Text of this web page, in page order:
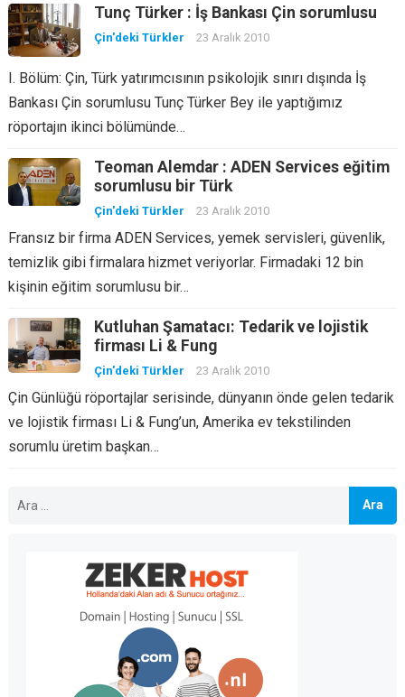
Tunç Türker : İş Bankası Çin sorumlusu
Çin'deki Türkler 23 Aralık 2010
I. Bölüm: Çin, Türk yatırımcısının psikolojik sınırı dışında İş
Bankası Çin sorumlusu Tunç Türker Bey ile yaptığımız
röportajın ikinci bölümünde…
Teoman Alemdar : ADEN Services eğitim
sorumlusu bir Türk
Çin'deki Türkler 23 Aralık 2010
Fransız bir firma ADEN Services, yemek servisleri, güvenlik,
temizlik gibi firmalara hizmet veriyorlar. Firmadaki 12 bin
kişinin eğitim sorumlusu bir…
Kutluhan Şamatacı: Tedarik ve lojistik
firması Li & Fung
Çin'deki Türkler 23 Aralık 2010
Çin Günlüğü röportajlar serisinde, dünyanın önde gelen tedarik
ve lojistik firması Li & Fung’un, Amerika ev tekstilinden
sorumlu üretim başkan…